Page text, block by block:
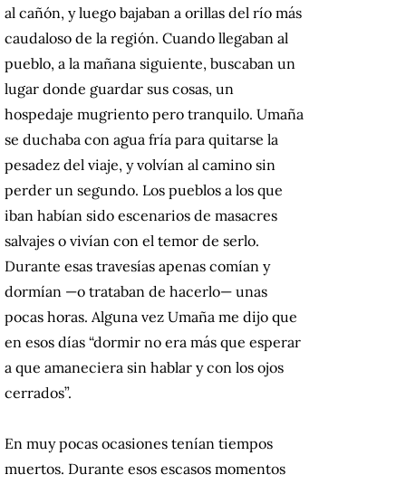
al cañón, y luego bajaban a orillas del río más
caudaloso de la región. Cuando llegaban al
pueblo, a la mañana siguiente, buscaban un
lugar donde guardar sus cosas, un
hospedaje mugriento pero tranquilo. Umaña
se duchaba con agua fría para quitarse la
pesadez del viaje, y volvían al camino sin
perder un segundo. Los pueblos a los que
iban habían sido escenarios de masacres
salvajes o vivían con el temor de serlo.
Durante esas travesías apenas comían y
dormían —o trataban de hacerlo— unas
pocas horas. Alguna vez Umaña me dijo que
en esos días “dormir no era más que esperar
a que amaneciera sin hablar y con los ojos
cerrados”.
En muy pocas ocasiones tenían tiempos
muertos. Durante esos escasos momentos